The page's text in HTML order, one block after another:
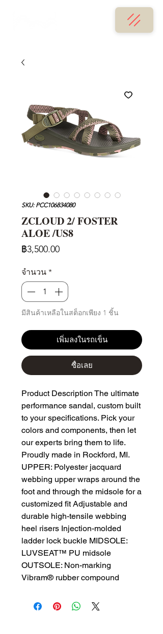
SKU: PCC106834080
ZCLOUD 2/ FOSTER
ALOE /US8
฿3,500.00ราคา
จำนวน *
มีสินค้าเหลือในสต็อกเพียง 1 ชิ้น
เพิ่มลงในรถเข็น
ซื้อเลย
Product Description The ultimate
performance sandal, custom built
to your specifications. Pick your
colors and components, then let
our experts bring them to life.
Proudly made in Rockford, MI.
UPPER: Polyester jacquard
webbing upper wraps around the
foot and through the midsole for a
customized fit Adjustable and
durable high-tensile webbing
heel risers Injection-molded
ladder lock buckle MIDSOLE:
LUVSEAT™ PU midsole
OUTSOLE: Non-marking
Vibram® rubber compound